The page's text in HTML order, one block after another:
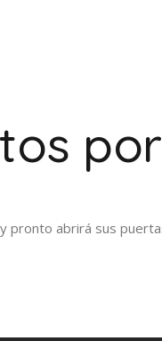
pronto abrirá sus